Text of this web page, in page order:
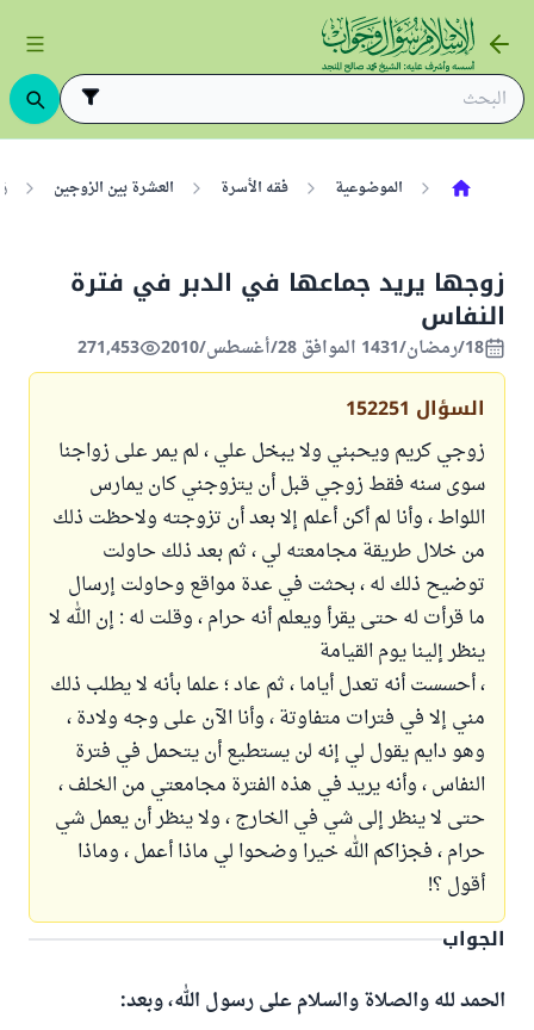
الموضوعية فقه الأسرة العشرة بين الزوجين
زوجها يريد جماعها في الدبر في فترة
النفاس
18/رمضان/1431 الموافق 28/أغسطس/2010 271,453
السؤال 152251
زوجي كريم ويحبني ولا يبخل علي ، لم يمر على زواجنا
سوى سنه فقط زوجي قبل أن يتزوجني كان يمارس
اللواط ، وأنا لم أكن أعلم إلا بعد أن تزوجته ولاحظت ذلك
من خلال طريقة مجامعته لي ، ثم بعد ذلك حاولت
توضيح ذلك له ، بحثت في عدة مواقع وحاولت إرسال
ما قرأت له حتى يقرأ ويعلم أنه حرام ، وقلت له : إن الله لا
ينظر إلينا يوم القيامة
، أحسست أنه تعدل أياما ، ثم عاد ؛ علما بأنه لا يطلب ذلك
مني إلا في فترات متفاوتة ، وأنا الآن على وجه ولادة ،
وهو دايم يقول لي إنه لن يستطيع أن يتحمل في فترة
النفاس ، وأنه يريد في هذه الفترة مجامعتي من الخلف ،
حتى لا ينظر إلى شي في الخارج ، ولا ينظر أن يعمل شي
حرام ، فجزاكم الله خيرا وضحوا لي ماذا أعمل ، وماذا
أقول ؟!
الجواب
الحمد لله والصلاة والسلام على رسول الله، وبعد: